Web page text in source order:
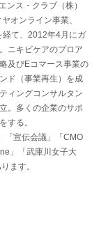
ンス・クラブ（株）
オンライン事業、
経て、2012年4月にガ
ニキビケアのプロア
及びEコマース事業の
ド（事業再生）を成
ィングコンサルタン
。多くの企業のサポ
する。
「宣伝会議」「CMO
」「武庫川女子大
ます。